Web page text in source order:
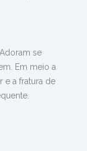
se
Em meio a
e a fratura de